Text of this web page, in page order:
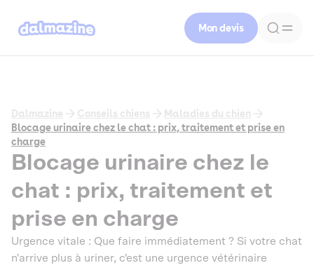
Mon devis
Dalmazine Conseils chiens
Maladies du chien
Blocage urinaire chez le chat : prix, traitement et prise en
charge
Blocage urinaire chez le
chat : prix, traitement et
prise en charge
Urgence vitale : Que faire immédiatement ? Si votre chat
n'arrive plus à uriner, c'est une urgence vétérinaire